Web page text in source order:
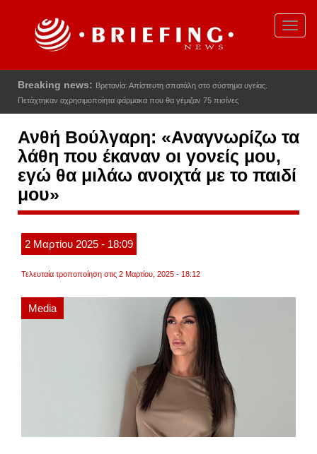
Breaking news: Βρετανία: Απίστευτη σπατάλη στο σύστημα υγείας.
Πετάχτηκαν αχρησιμοποίητα φάρμακα που θα γέμιζαν 75 πισίνες
Ανθή Βούλγαρη: «Αναγνωρίζω τα
λάθη που έκαναν οι γονείς μου,
εγώ θα μιλάω ανοιχτά με το παιδί
μου»
2 Μαρτίου 2025 - 18:09
Τελευταία τροποποίηση στις 2 Μαρτίου, 2025 - 18:12
Media